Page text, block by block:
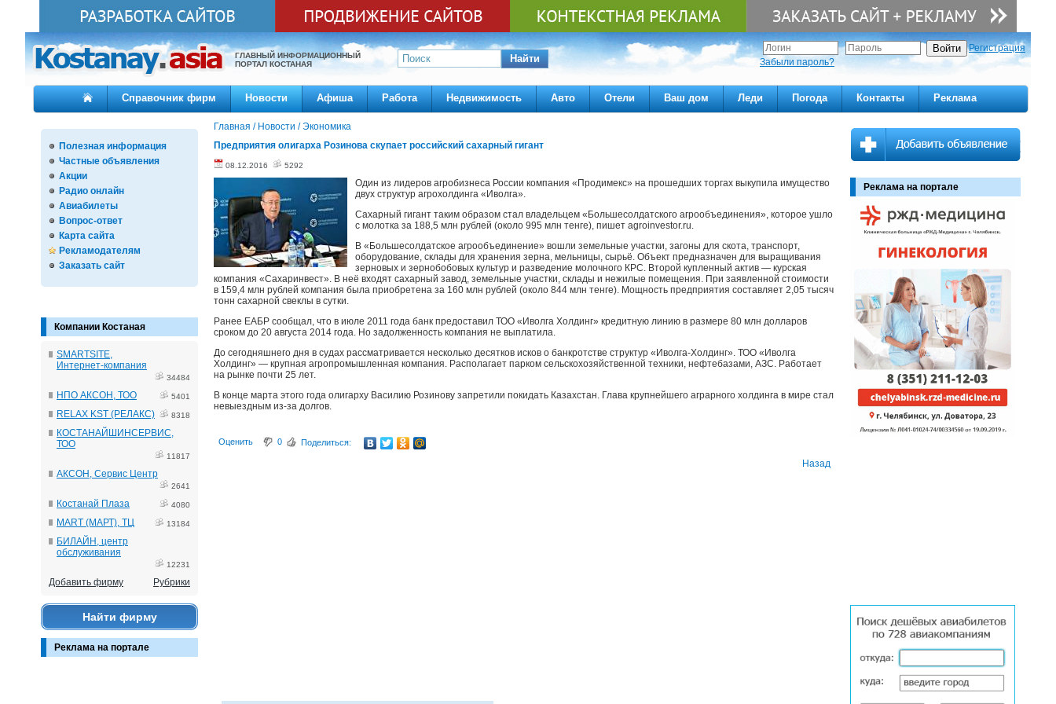
ГЛАВНЫЙ ИНФОРМАЦИОННЫЙ
ПОРТАЛ КОСТАНАЯ
Найти
Регистрация
Забыли пароль?
Справочник фирм Новости Афиша Работа Недвижимость Авто Отели Ваш дом Леди Погода Контакты Реклама
Полезная информация
Частные объявления
Акции
Радио онлайн
Авиабилеты
Вопрос-ответ
Карта сайта
Рекламодателям
Заказать сайт
Компании Костаная
SMARTSITE,
Интернет-компания
34484
НПО АКСОН, ТОО 5401
RELAX KST (РЕЛАКС) 8318
КОСТАНАЙШИНСЕРВИС,
ТОО
11817
АКСОН, Сервис Центр
2641
Костанай Плаза 4080
MART (МАРТ), ТЦ 13184
БИЛАЙН, центр
обслуживания
12231
Добавить фирму Рубрики
Найти фирму
Реклама на портале
Главная / Новости /Экономика
Предприятия олигарха Розинова скупает российский сахарный гигант
08.12.2016 5292
Один из лидеров агробизнеса России компания «Продимекс» на прошедших торгах выкупила имущество
двух структур агрохолдинга «Иволга».
Сахарный гигант таким образом стал владельцем «Большесолдатского агрообъединения», которое ушло
с молотка за 188,5 млн рублей (около 995 млн тенге), пишет agroinvestor.ru.
В «Большесолдатское агрообъединение» вошли земельные участки, загоны для скота, транспорт,
оборудование, склады для хранения зерна, мельницы, сырьё. Объект предназначен для выращивания
зерновых и зернобобовых культур и разведение молочного КРС. Второй купленный актив — курская
компания «Сахаринвест». В неё входят сахарный завод, земельные участки, склады и нежилые помещения. При заявленной стоимости
в 159,4 млн рублей компания была приобретена за 160 млн рублей (около 844 млн тенге). Мощность предприятия составляет 2,05 тысяч
тонн сахарной свеклы в сутки.
Ранее ЕАБР сообщал, что в июле 2011 года банк предоставил ТОО «Иволга Холдинг» кредитную линию в размере 80 млн долларов
сроком до 20 августа 2014 года. Но задолженность компания не выплатила.
До сегодняшнего дня в судах рассматривается несколько десятков исков о банкротстве структур «Иволга-Холдинг». ТОО «Иволга
Холдинг» — крупная агропромышленная компания. Располагает парком сельскохозяйственной техники, нефтебазами, АЗС. Работает
на рынке почти 25 лет.
В конце марта этого года олигарху Василию Розинову запретили покидать Казахстан. Глава крупнейшего аграрного холдинга в мире стал
невыездным из-за долгов.
Оценить 0 Поделиться:
Назад
Реклама на портале